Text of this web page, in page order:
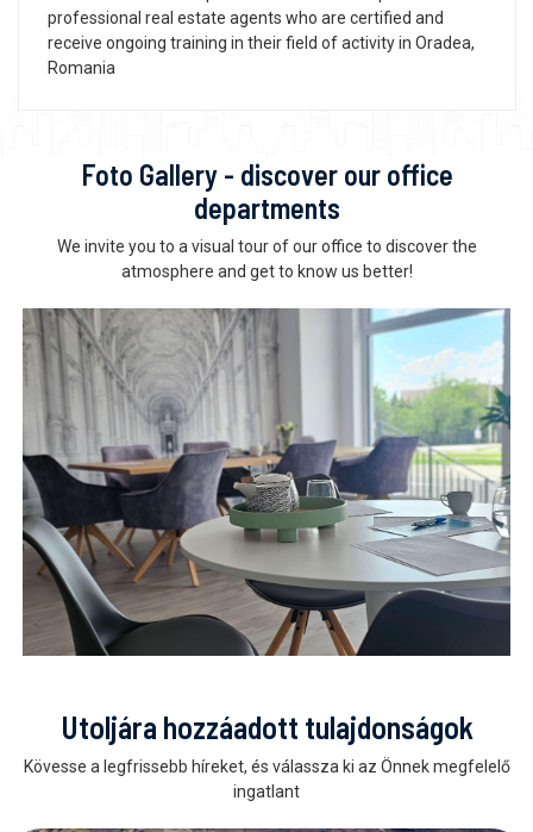
professional real estate agents who are certified and
receive ongoing training in their field of activity in Oradea,
Romania
Foto Gallery - discover our office
departments
We invite you to a visual tour of our office to discover the
atmosphere and get to know us better!
Utoljára hozzáadott tulajdonságok
Kövesse a legfrissebb híreket, és válassza ki az Önnek megfelelő
ingatlant